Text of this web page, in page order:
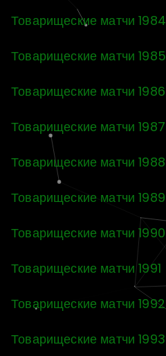
Товарищеские матчи 1984
Товарищеские матчи 1985
Товарищеские матчи 1986
Товарищеские матчи 1987
Товарищеские матчи 1988
Товарищеские матчи 1989
Товарищеские матчи 1990
Товарищеские матчи 1991
Товарищеские матчи 1992
Товарищеские матчи 1993